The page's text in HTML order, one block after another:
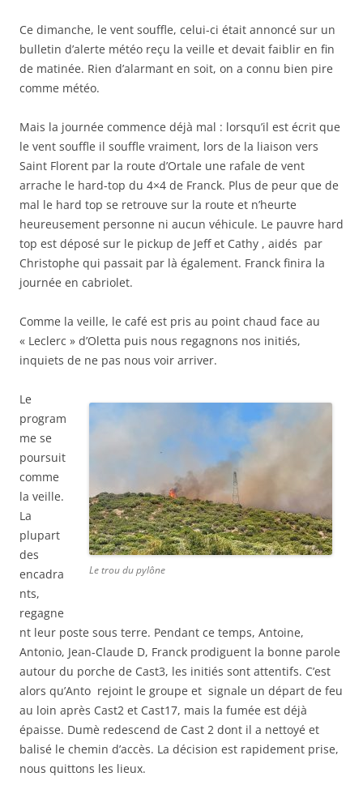
Ce dimanche, le vent souffle, celui-ci était annoncé sur un
bulletin d’alerte météo reçu la veille et devait faiblir en fin
de matinée. Rien d’alarmant en soit, on a connu bien pire
comme météo.
Mais la journée commence déjà mal : lorsqu’il est écrit que
le vent souffle il souffle vraiment, lors de la liaison vers
Saint Florent par la route d’Ortale une rafale de vent
arrache le hard-top du 4×4 de Franck. Plus de peur que de
mal le hard top se retrouve sur la route et n’heurte
heureusement personne ni aucun véhicule. Le pauvre hard
top est déposé sur le pickup de Jeff et Cathy , aidés par
Christophe qui passait par là également. Franck finira la
journée en cabriolet.
Comme la veille, le café est pris au point chaud face au
« Leclerc » d’Oletta puis nous regagnons nos initiés,
inquiets de ne pas nous voir arriver.
Le trou du pylône
Le
program
me se
poursuit
comme
la veille.
La
plupart
des
encadra
nts,
regagne
nt leur poste sous terre. Pendant ce temps, Antoine,
Antonio, Jean-Claude D, Franck prodiguent la bonne parole
autour du porche de Cast3, les initiés sont attentifs. C’est
alors qu’Anto rejoint le groupe et signale un départ de feu
au loin après Cast2 et Cast17, mais la fumée est déjà
épaisse. Dumè redescend de Cast 2 dont il a nettoyé et
balisé le chemin d’accès. La décision est rapidement prise,
nous quittons les lieux.